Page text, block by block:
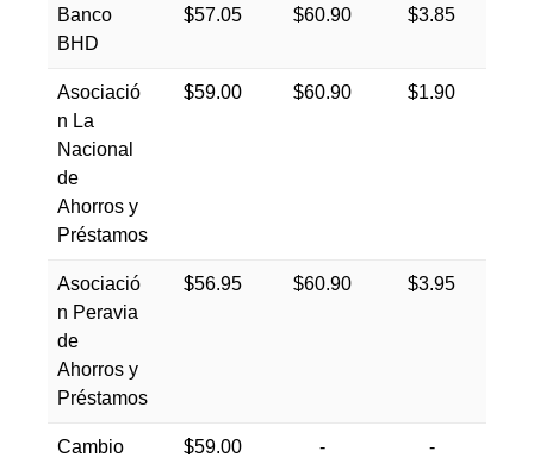
Banco
BHD
$57.05 $60.90 $3.85
Asociació
n La
Nacional
de
Ahorros y
Préstamos
$59.00 $60.90 $1.90
Asociació
n Peravia
de
Ahorros y
Préstamos
$56.95 $60.90 $3.95
Cambio
$59.00 - -